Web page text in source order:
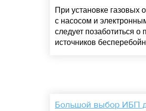
При установке газовых
с насосом и
следует позаботиться о
источников
Большой выбор ИБП